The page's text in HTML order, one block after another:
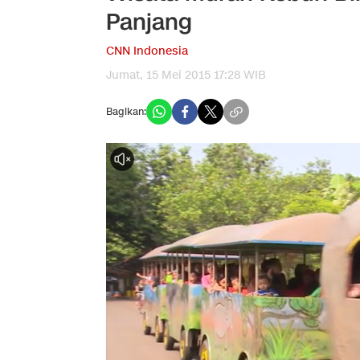
Panjang
CNN Indonesia
Jumat, 15 Mei 2015 17:28 WIB
Bagikan: